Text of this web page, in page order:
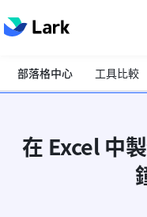
部落格中心 工具比較
在 Excel 中